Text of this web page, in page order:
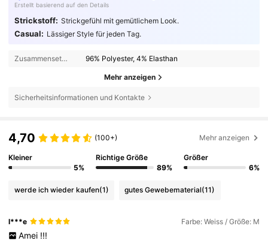
Erstellt basierend auf den Details
Strickstoff: Strickgefühl mit gemütlichem Look.
Casual: Lässiger Style für jeden Tag.
Zusammensetzung: 96% Polyester, 4% Elasthan
Mehr anzeigen
Sicherheitsinformationen und Kontakte
4,70 (100+) Mehr anzeigen
Kleiner
5%
Richtige Größe
89%
Größer
6%
werde ich wieder kaufen(1) gutes Gewebematerial(11)
l***e Farbe: Weiss / Größe: M
Amei !!!